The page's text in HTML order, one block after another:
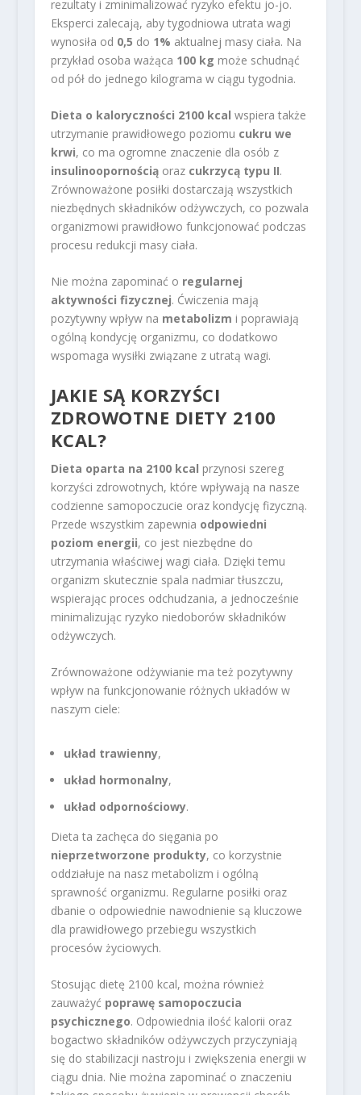
rezultaty i zminimalizować ryzyko efektu jo-jo.
Eksperci zalecają, aby tygodniowa utrata wagi
wynosiła od 0,5 do 1% aktualnej masy ciała. Na
przykład osoba ważąca 100 kg może schudnąć
od pół do jednego kilograma w ciągu tygodnia.
Dieta o kaloryczności 2100 kcal wspiera także
utrzymanie prawidłowego poziomu cukru we
krwi, co ma ogromne znaczenie dla osób z
insulinoopornościąoraz cukrzycą typu II.
Zrównoważone posiłki dostarczają wszystkich
niezbędnych składników odżywczych, co pozwala
organizmowi prawidłowo funkcjonować podczas
procesu redukcji masy ciała.
Nie można zapominać o regularnej
aktywności fizycznej. Ćwiczenia mają
pozytywny wpływ na metabolizm i poprawiają
ogólną kondycję organizmu, co dodatkowo
wspomaga wysiłki związane z utratą wagi.
JAKIE SĄ KORZYŚCI
ZDROWOTNE DIETY 2100
KCAL?
Dieta oparta na 2100 kcal przynosi szereg
korzyści zdrowotnych, które wpływają na nasze
codzienne samopoczucie oraz kondycję fizyczną.
Przede wszystkim zapewnia odpowiedni
poziom energii, co jest niezbędne do
utrzymania właściwej wagi ciała. Dzięki temu
organizm skutecznie spala nadmiar tłuszczu,
wspierając proces odchudzania, a jednocześnie
minimalizując ryzyko niedoborów składników
odżywczych.
Zrównoważone odżywianie ma też pozytywny
wpływ na funkcjonowanie różnych układów w
naszym ciele:
układ trawienny,
układ hormonalny,
układ odpornościowy.
Dieta ta zachęca do sięgania po
nieprzetworzone produkty, co korzystnie
oddziałuje na nasz metabolizm i ogólną
sprawność organizmu. Regularne posiłki oraz
dbanie o odpowiednie nawodnienie są kluczowe
dla prawidłowego przebiegu wszystkich
procesów życiowych.
Stosując dietę 2100 kcal, można również
zauważyć poprawę samopoczucia
psychicznego. Odpowiednia ilość kalorii oraz
bogactwo składników odżywczych przyczyniają
się do stabilizacji nastroju i zwiększenia energii w
ciągu dnia. Nie można zapominać o znaczeniu